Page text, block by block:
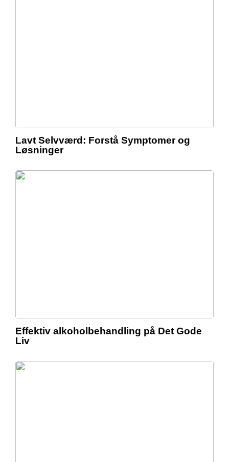
Lavt Selvværd: Forstå Symptomer og
Løsninger
Effektiv alkoholbehandling på Det Gode
Liv